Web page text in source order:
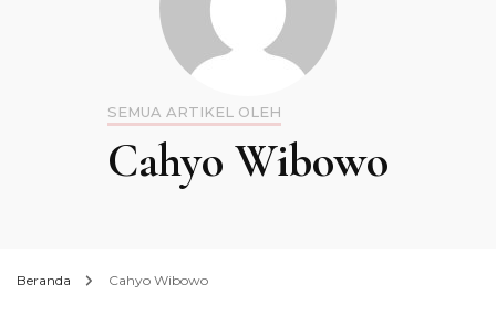
SEMUA ARTIKEL OLEH
Cahyo Wibowo
Beranda Cahyo Wibowo